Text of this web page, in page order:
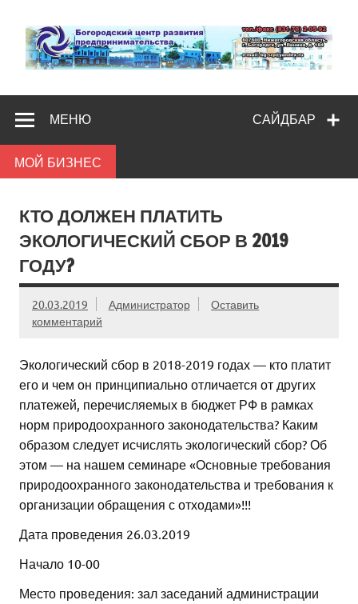
content
САЙДБАР
МЕНЮ
МОЙ БИЗНЕС
КТО ДОЛЖЕН ПЛАТИТЬ
ЭКОЛОГИЧЕСКИЙ СБОР В 2019
ГОДУ?
20.03.2019 Администратор
Оставить
комментарий
Экологический сбор в 2018-2019 годах — кто платит
его и чем он принципиально отличается от других
платежей, перечисляемых в бюджет РФ в рамках
норм природоохранного законодательства? Каким
образом следует исчислять экологический сбор? Об
этом — на нашем семинаре «Основные требования
природоохранного законодательства и требования к
организации обращения с отходами»!!!
Дата проведения 26.03.2019
Начало 10-00
Место проведения: зал заседаний администрации